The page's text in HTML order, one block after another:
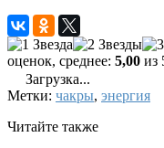
оценок, среднее: 5,00 из
Загрузка...
Метки: чакры, энергия
Читайте также